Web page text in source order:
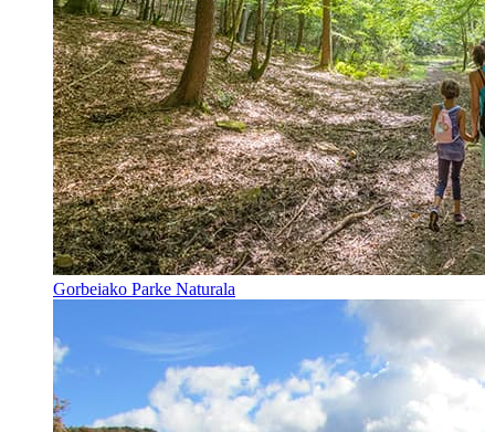
Gorbeiako Parke Naturala